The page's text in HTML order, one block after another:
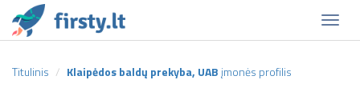
Titulinis Klaipėdos baldų prekyba, UAB įmonės profilis